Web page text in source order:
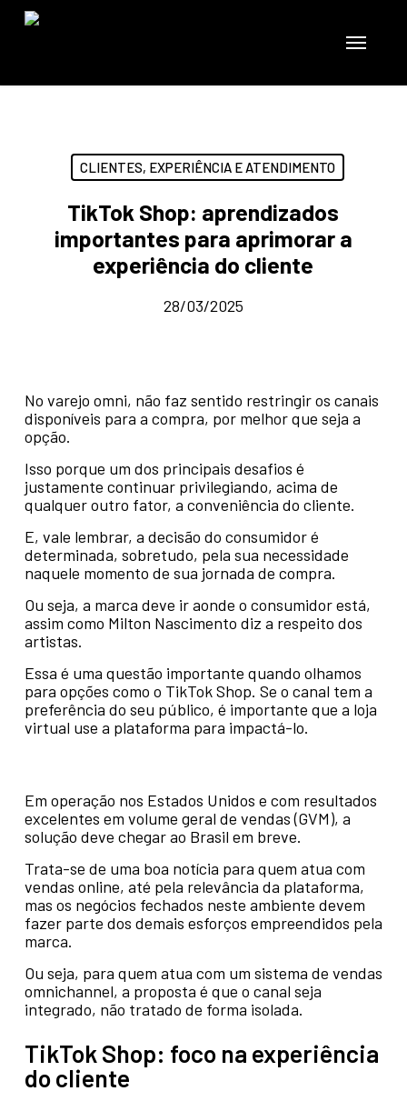
Skip
Menu
CLIENTES, EXPERIÊNCIA E ATENDIMENTO
TikTok Shop: aprendizados
importantes para aprimorar a
experiência do cliente
28/03/2025
No varejo omni, não faz sentido restringir os canais
disponíveis para a compra, por melhor que seja a
opção.
Isso porque um dos principais desafios é
justamente continuar privilegiando, acima de
qualquer outro fator, a conveniência do cliente.
E, vale lembrar, a decisão do consumidor é
determinada, sobretudo, pela sua necessidade
naquele momento de sua jornada de compra.
Ou seja, a marca deve ir aonde o consumidor está,
assim como Milton Nascimento diz a respeito dos
artistas.
Essa é uma questão importante quando olhamos
para opções como o TikTok Shop. Se o canal tem a
preferência do seu público, é importante que a loja
virtual use a plataforma para impactá-lo.
Em operação nos Estados Unidos e com resultados
excelentes em volume geral de vendas (GVM), a
solução deve chegar ao Brasil em breve.
Trata-se de uma boa notícia para quem atua com
vendas online, até pela relevância da plataforma,
mas os negócios fechados neste ambiente devem
fazer parte dos demais esforços empreendidos pela
marca.
Ou seja, para quem atua com um sistema de vendas
omnichannel, a proposta é que o canal seja
integrado, não tratado de forma isolada.
TikTok Shop: foco na experiência
do cliente